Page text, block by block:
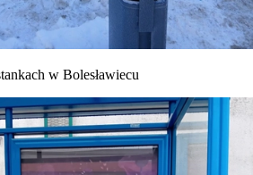
w Bolesławiecu